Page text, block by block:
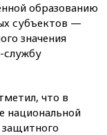
образованию
субъектов —
значения
службу
что в
национальной